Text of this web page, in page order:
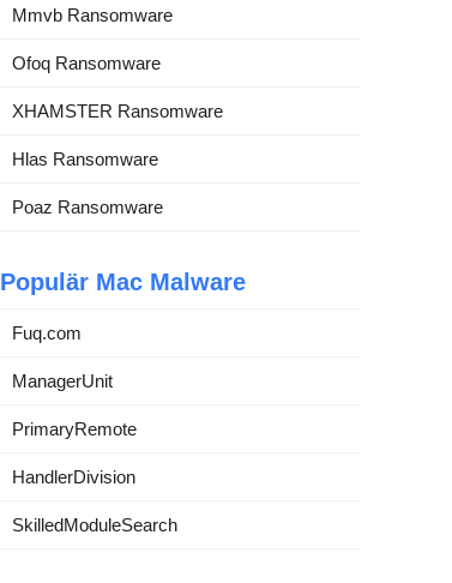
Mmvb Ransomware
Ofoq Ransomware
XHAMSTER Ransomware
Hlas Ransomware
Poaz Ransomware
Populär Mac Malware
Fuq.com
ManagerUnit
PrimaryRemote
HandlerDivision
SkilledModuleSearch